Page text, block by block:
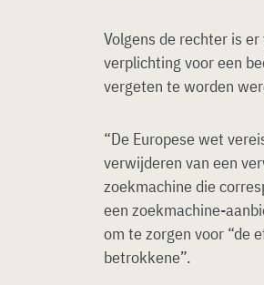
Volgens de rechter is
verplichting voor een
vergeten te worden
“De Europese wet
verwijderen van een
zoekmachine die
een zoekmachine-
om te zorgen voor “de
betrokkene”.